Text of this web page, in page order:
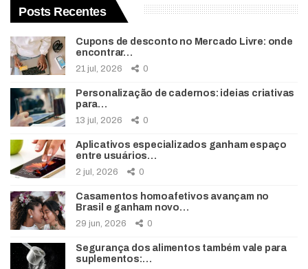
Posts Recentes
Cupons de desconto no Mercado Livre: onde
encontrar…
21 jul, 2026 0
Personalização de cadernos: ideias criativas
para…
13 jul, 2026 0
Aplicativos especializados ganham espaço
entre usuários…
2 jul, 2026 0
Casamentos homoafetivos avançam no
Brasil e ganham novo…
29 jun, 2026 0
Segurança dos alimentos também vale para
suplementos:…